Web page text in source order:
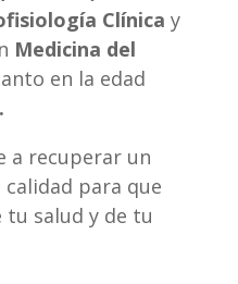
Clínica y
Medicina del
en la edad
a recuperar un
para que
salud y de tu